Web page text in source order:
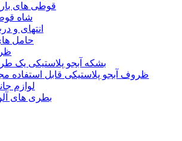
قوطی های
شاه
انتهای و
حامل
بشکه آبجو پلاستیکی یک
ظروف آبجو پلاستیکی قابل استفاده
لوازم
بطری های